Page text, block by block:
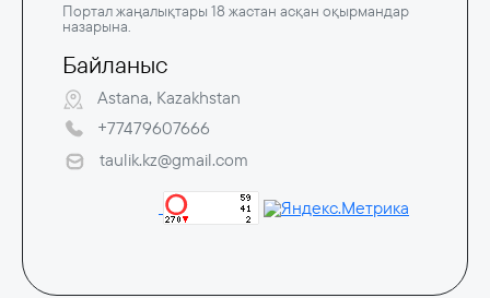
Портал жаңалықтары 18 жастан асқан оқырмандар
назарына.
Байланыс
Astana, Kazakhstan
+77479607666
taulik.kz@gmail.com